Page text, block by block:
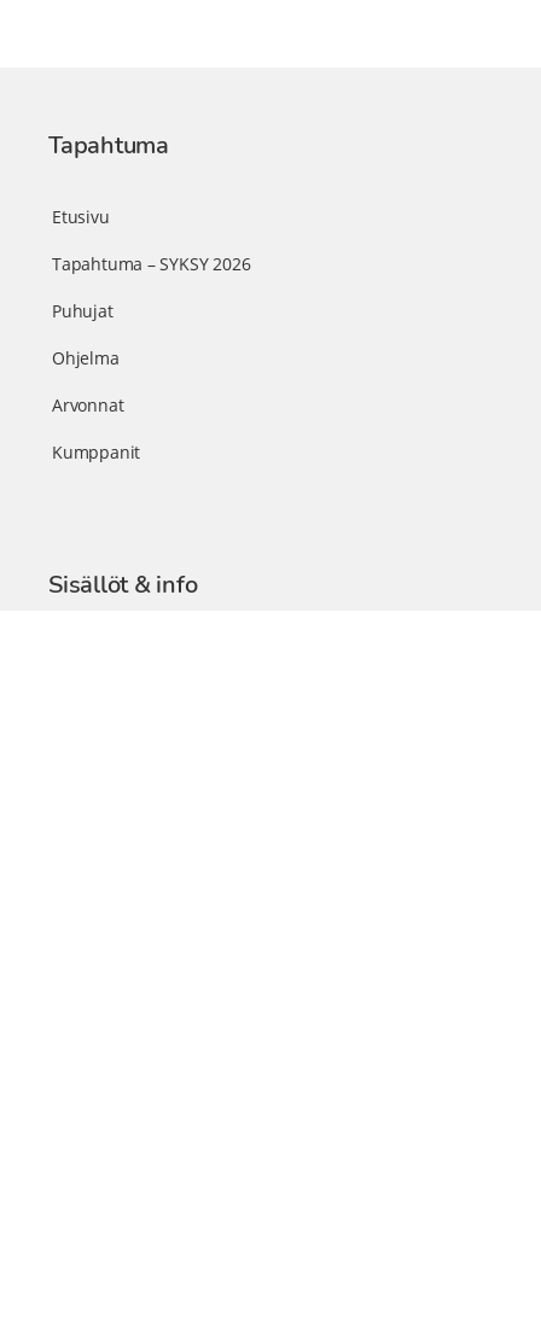
Tapahtuma
Etusivu
Tapahtuma – SYKSY 2026
Puhujat
Ohjelma
Arvonnat
Kumppanit
Sisällöt & info